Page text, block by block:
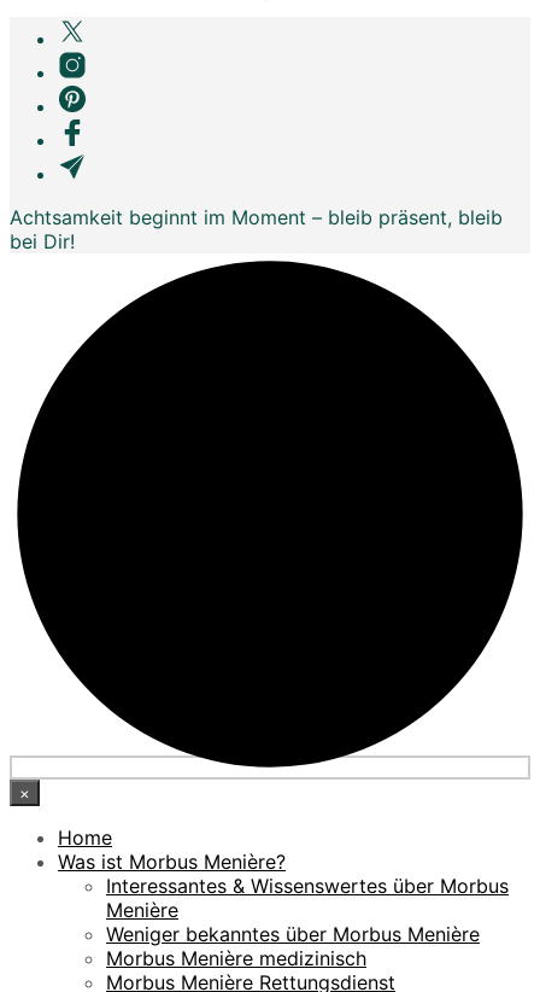
Achtsamkeit beginnt im Moment – bleib präsent, bleib
bei Dir!
×
Home
Was ist Morbus Menière?
Interessantes & Wissenswertes über Morbus
Menière
Weniger bekanntes über Morbus Menière
Morbus Menière medizinisch
Morbus Menière Rettungsdienst